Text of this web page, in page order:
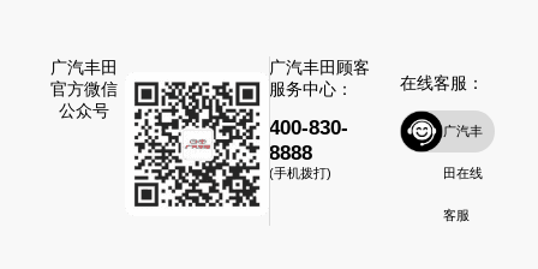
广汽丰田
官方微信
公众号
广汽丰田顾客
服务中心：
400-830-
8888
(手机拨打)
在线客服：
广汽丰
田在线
客服